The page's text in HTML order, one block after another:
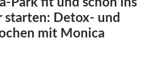
Körper schnell übersäuern und
Model Monica Ivancan und der
wie man neue Kraft schöpfen und
das neue Jahr starten kann. Zwei 6-
Februar 2011 richten sich an alle, die